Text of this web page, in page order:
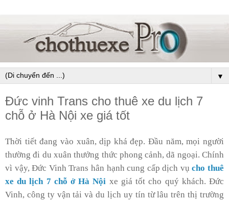
▼
Đức vinh Trans cho thuê xe du lịch 7
chỗ ở Hà Nội xe giá tốt
Thời tiết đang vào xuân, dịp khá đẹp. Đầu năm, mọi người
thường đi du xuân thưởng thức phong cảnh, dã ngoại. Chính
vì vậy, Đức Vinh Trans hân hạnh cung cấp dịch vụcho thuê
xe du lịch 7 chỗ ở Hà Nội xe giá tốt cho quý khách. Đức
Vinh, công ty vận tải và du lịch uy tín từ lâu trên thị trường